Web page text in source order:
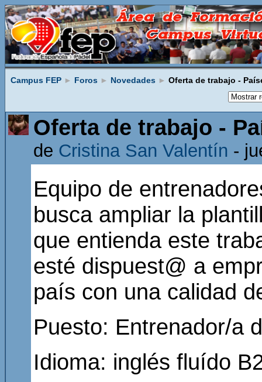
Campus FEP ► Foros ► Novedades ► Oferta de trabajo -
Oferta de trabajo -
de Cristina San Valentín -
Equipo de
busca ampliar la
que entienda este
esté dispuest@ a
país con una calidad
Puesto: Entrenador/a
Idioma: inglés fluído